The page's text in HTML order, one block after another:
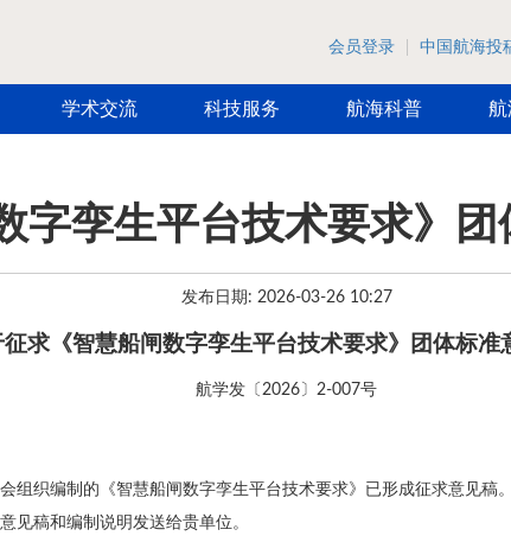
会员登录 中国航海投
学术交流 科技服务 航海科普 航
字孪生平台技术要求》团
发布日期: 2026-03-26 10:27
征求《智慧船闸数字孪生平台技术要求》团体标准
航学发〔2026〕2-007号
组织编制的《智慧船闸数字孪生平台技术要求》已形成征求意见
见稿和编制说明发送给贵单位。